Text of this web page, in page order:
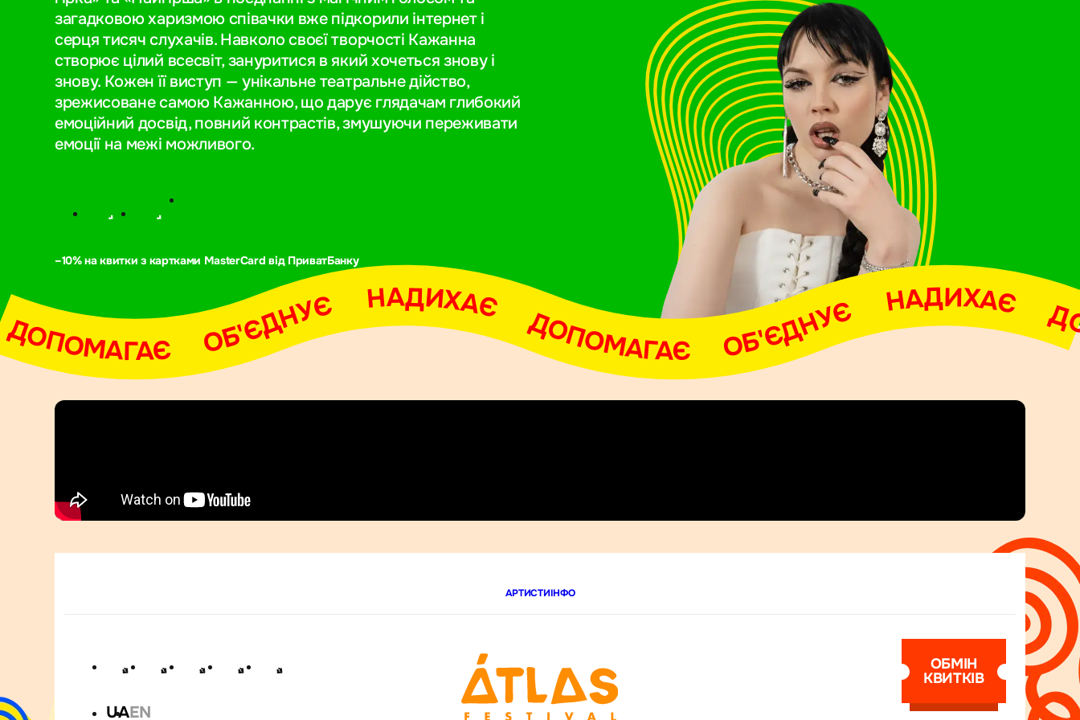
загадковою харизмою співачки вже підкорили інтернет і
серця тисяч слухачів. Навколо своєї творчості Кажанна
створює цілий всесвіт, зануритися в який хочеться знову і
знову. Кожен її виступ — унікальне театральне дійство,
зрежисоване самою Кажанною, що дарує глядачам глибокий
емоційний досвід, повний контрастів, змушуючи переживати
емоції на межі можливого.
–10% на квитки з картками MasterCard від ПриватБанку
ДОПОМАГАЄ     ОБ'ЄДНУЄ     НАДИХАЄ     ДОПОМАГАЄ     ОБ'ЄДНУЄ     НАДИХАЄ     ДОПОМАГАЄ     ОБ'ЄДНУЄ     НАДИХАЄ     ДОПОМАГАЄ     ОБ'ЄДНУЄ     НАДИХАЄ     ДОПОМАГАЄ     ОБ'ЄДНУЄ     НАДИХАЄ     ДОПОМАГАЄ
АРТИСТИІНФО
UAEN
ОБМІН
КВИТКІВ